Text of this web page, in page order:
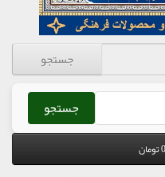
جستجو
جستجو